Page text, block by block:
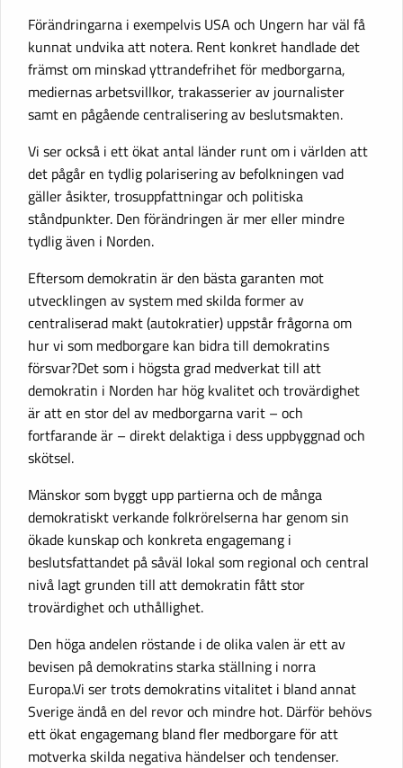
Förändringarna i exempelvis USA och Ungern har väl få
kunnat undvika att notera. Rent konkret handlade det
främst om minskad yttrandefrihet för medborgarna,
mediernas arbetsvillkor, trakasserier av journalister
samt en pågående centralisering av beslutsmakten.
Vi ser också i ett ökat antal länder runt om i världen att
det pågår en tydlig polarisering av befolkningen vad
gäller åsikter, trosuppfattningar och politiska
ståndpunkter. Den förändringen är mer eller mindre
tydlig även i Norden.
Eftersom demokratin är den bästa garanten mot
utvecklingen av system med skilda former av
centraliserad makt (autokratier) uppstår frågorna om
hur vi som medborgare kan bidra till demokratins
försvar?Det som i högsta grad medverkat till att
demokratin i Norden har hög kvalitet och trovärdighet
är att en stor del av medborgarna varit – och
fortfarande är – direkt delaktiga i dess uppbyggnad och
skötsel.
Mänskor som byggt upp partierna och de många
demokratiskt verkande folkrörelserna har genom sin
ökade kunskap och konkreta engagemang i
beslutsfattandet på såväl lokal som regional och central
nivå lagt grunden till att demokratin fått stor
trovärdighet och uthållighet.
Den höga andelen röstande i de olika valen är ett av
bevisen på demokratins starka ställning i norra
Europa.Vi ser trots demokratins vitalitet i bland annat
Sverige ändå en del revor och mindre hot. Därför behövs
ett ökat engagemang bland fler medborgare för att
motverka skilda negativa händelser och tendenser.